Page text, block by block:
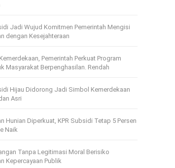
Jadi Wujud Komitmen Pemerintah Mengisi
dengan Kesejahteraan
Pemerintah Perkuat Program
Masyarakat Berpenghasilan. Rendah
Hijau Didorong Jadi Simbol Kemerdekaan
Asri
Hunian Diperkuat, KPR Subsidi Tetap 5 Persen
Naik
Tanpa Legitimasi Moral Berisiko
Kepercayaan Publik